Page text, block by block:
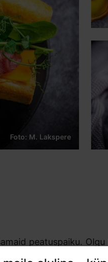
Foto: M. Lakspere
peatuspaiku.
Turul kui ka Tallinna